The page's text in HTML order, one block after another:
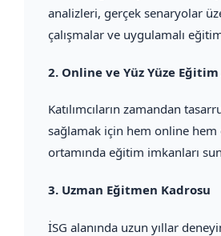
analizleri, gerçek senaryolar
çalışmalar ve uygulamalı
2. Online ve Yüz Yüze
Katılımcıların zamandan
sağlamak için hem online hem
ortamında eğitim imkanları
3. Uzman Eğitmen Kadrosu
İSG alanında uzun yıllar